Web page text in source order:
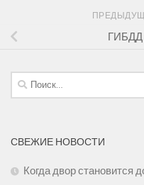
ГИБДД
Найти:
СВЕЖИЕ НОВОСТИ
Когда двор становится